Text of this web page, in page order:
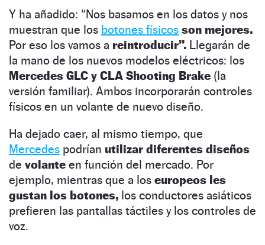
Y ha añadido: “Nos basamos en los datos y nos
muestran que los botones físicos son mejores.
Por eso los vamos a reintroducir”. Llegarán de
la mano de los nuevos modelos eléctricos: los
Mercedes GLC y CLA Shooting Brake (la
versión familiar). Ambos incorporarán controles
físicos en un volante de nuevo diseño.
Ha dejado caer, al mismo tiempo, que
Mercedes podrían utilizar diferentes diseños
de volante en función del mercado. Por
ejemplo, mientras que a los europeos les
gustan los botones, los conductores asiáticos
prefieren las pantallas táctiles y los controles de
voz.